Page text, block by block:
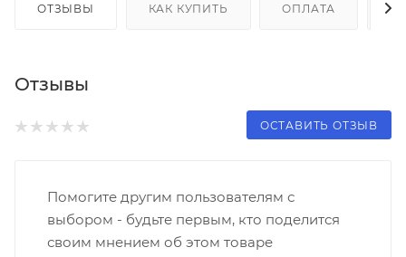
ОТЗЫВЫ КАК КУПИТЬ ОПЛАТА
Отзывы
ОСТАВИТЬ ОТЗЫВ
Помогите другим пользователям с
выбором - будьте первым, кто поделится
своим мнением об этом товаре